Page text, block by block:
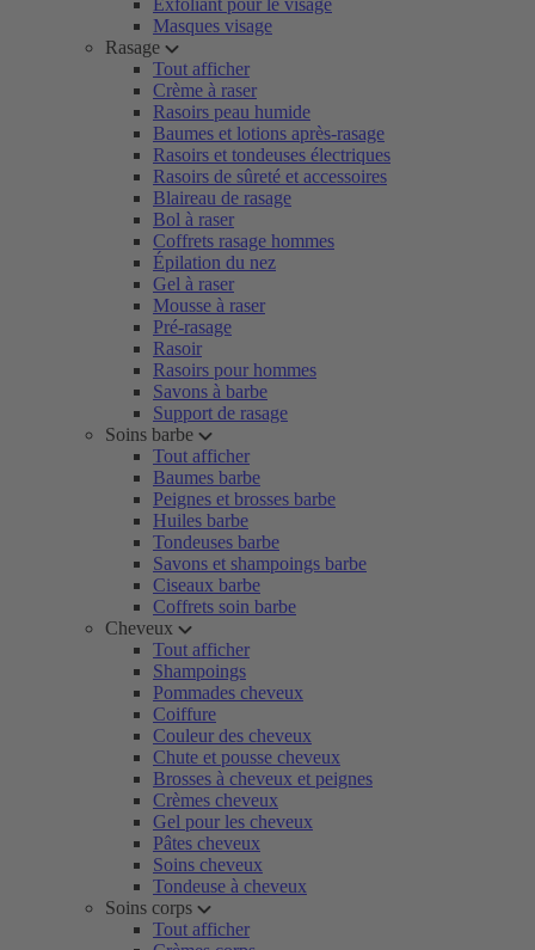
Exfoliant pour le visage
Masques visage
Rasage
Tout afficher
Crème à raser
Rasoirs peau humide
Baumes et lotions après-rasage
Rasoirs et tondeuses électriques
Rasoirs de sûreté et accessoires
Blaireau de rasage
Bol à raser
Coffrets rasage hommes
Épilation du nez
Gel à raser
Mousse à raser
Pré-rasage
Rasoir
Rasoirs pour hommes
Savons à barbe
Support de rasage
Soins barbe
Tout afficher
Baumes barbe
Peignes et brosses barbe
Huiles barbe
Tondeuses barbe
Savons et shampoings barbe
Ciseaux barbe
Coffrets soin barbe
Cheveux
Tout afficher
Shampoings
Pommades cheveux
Coiffure
Couleur des cheveux
Chute et pousse cheveux
Brosses à cheveux et peignes
Crèmes cheveux
Gel pour les cheveux
Pâtes cheveux
Soins cheveux
Tondeuse à cheveux
Soins corps
Tout afficher